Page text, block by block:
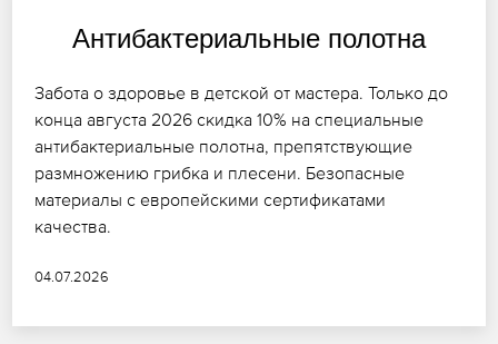
Антибактериальные полотна
Забота о здоровье в детской от мастера. Только до
конца августа 2026 скидка 10% на специальные
антибактериальные полотна, препятствующие
размножению грибка и плесени. Безопасные
материалы с европейскими сертификатами
качества.
04.07.2026